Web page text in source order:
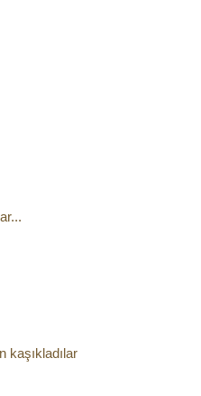
kaşıkladılar